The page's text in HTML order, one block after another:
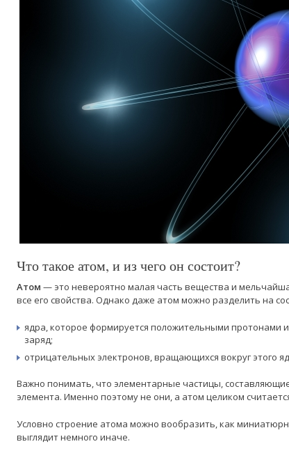
Что такое атом, и из чего он состоит?
Атом — это невероятно малая часть вещества и
все его свойства. Однако даже атом можно разделить на
ядра, которое формируется положительными
заряд;
отрицательных электронов, вращающихся вокруг этого
Важно понимать, что элементарные частицы,
элемента. Именно поэтому не они, а атом целиком
Условно строение атома можно вообразить, как
выглядит немного иначе.